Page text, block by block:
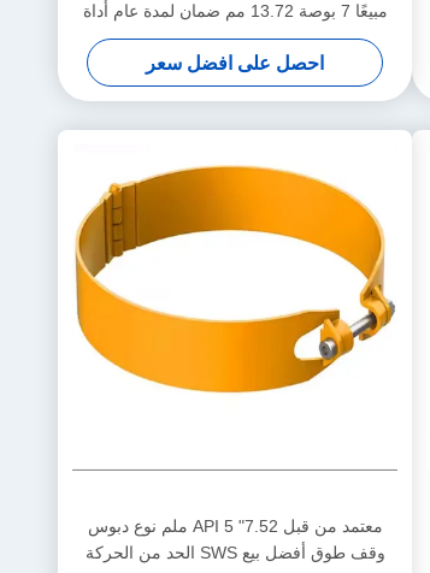
مبيعًا 7 بوصة 13.72 مم ضمان لمدة عام أداة
توسيط غلاف النفط والغاز
احصل على افضل سعر
معتمد من قبل API 5 "7.52 ملم نوع دبوس
وقف طوق أفضل بيع SWS الحد من الحركة